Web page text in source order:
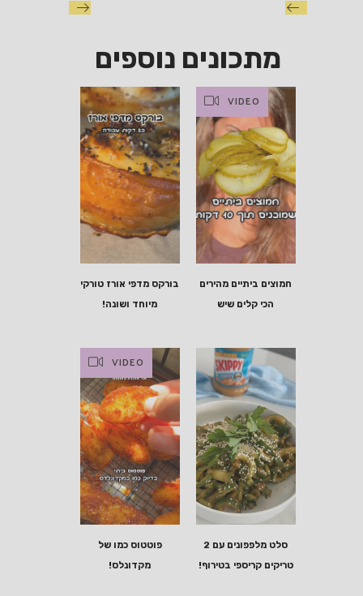
מתכונים נוספים
בורקס מדפי אורז טורקי
מיוחד ושונה!
VIDEO
חמוצים ביתיים מהירים
הכי קלים שיש
VIDEO
פוטטוס כמו של
מקדונלס!
סלט מלפפונים עם 2
טריקים קריספי בטירוף!